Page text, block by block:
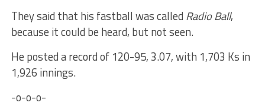
They said that his fastball was called Radio Ball,
because it could be heard, but not seen.
He posted a record of 120-95, 3.07, with 1,703 Ks in
1,926 innings.
-o-o-o-